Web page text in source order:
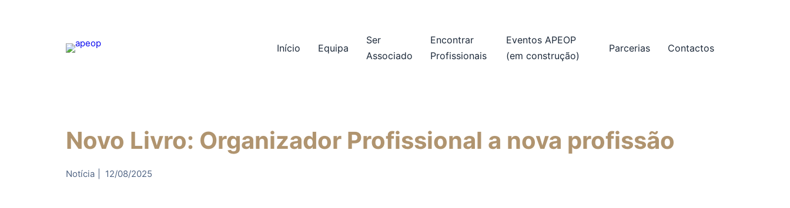
Início Equipa
Ser
Associado
Encontrar
Profissionais
Eventos APEOP
(em construção)
Parcerias Contactos
Novo Livro: Organizador Profissional a nova profissão
Notícia 12/08/2025